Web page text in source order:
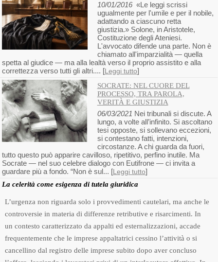
10/01/2016«Le leggi scrissi
ugualmente per l'umile e per il nobile,
adattando a ciascuno retta
giustizia.» Solone, in Aristotele,
Costituzione degli Ateniesi.
L'avvocato difende una parte. Non è
chiamato all'imparzialità — quella
spetta al giudice — ma alla lealtà verso il proprio assistito e alla
correttezza verso tutti gli altri.... [Leggi tutto]
SOCRATE: NEL CUORE DEL
PROCESSO, TRA PAROLA,
VERITÀ E GIUSTIZIA
06/03/2021 Nei tribunali si discute. A
lungo, a volte all’infinito. Si ascoltano
tesi opposte, si sollevano eccezioni,
si contestano fatti, intenzioni,
circostanze. A chi guarda da fuori,
tutto questo può apparire cavilloso, ripetitivo, perfino inutile. Ma
Socrate — nel suo celebre dialogo con Eutifrone — ci invita a
guardare più a fondo. “Non è sul... [Leggi tutto]
La celerità come esigenza di tutela giuridica
L’urgenza non riguarda solo i provvedimenti cautelari, ma anche le
controversie in materia di differenze retributive e risarcimenti. In
un contesto caratterizzato da appalti ed esternalizzazioni, accade
frequentemente che le imprese appaltatrici cessino l’attività o si
cancellino dal registro delle imprese subito dopo aver concluso